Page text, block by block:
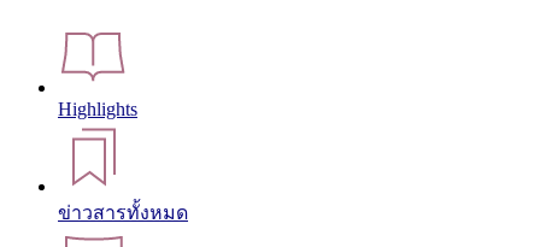
Highlights
ข่าวสารทั้งหมด